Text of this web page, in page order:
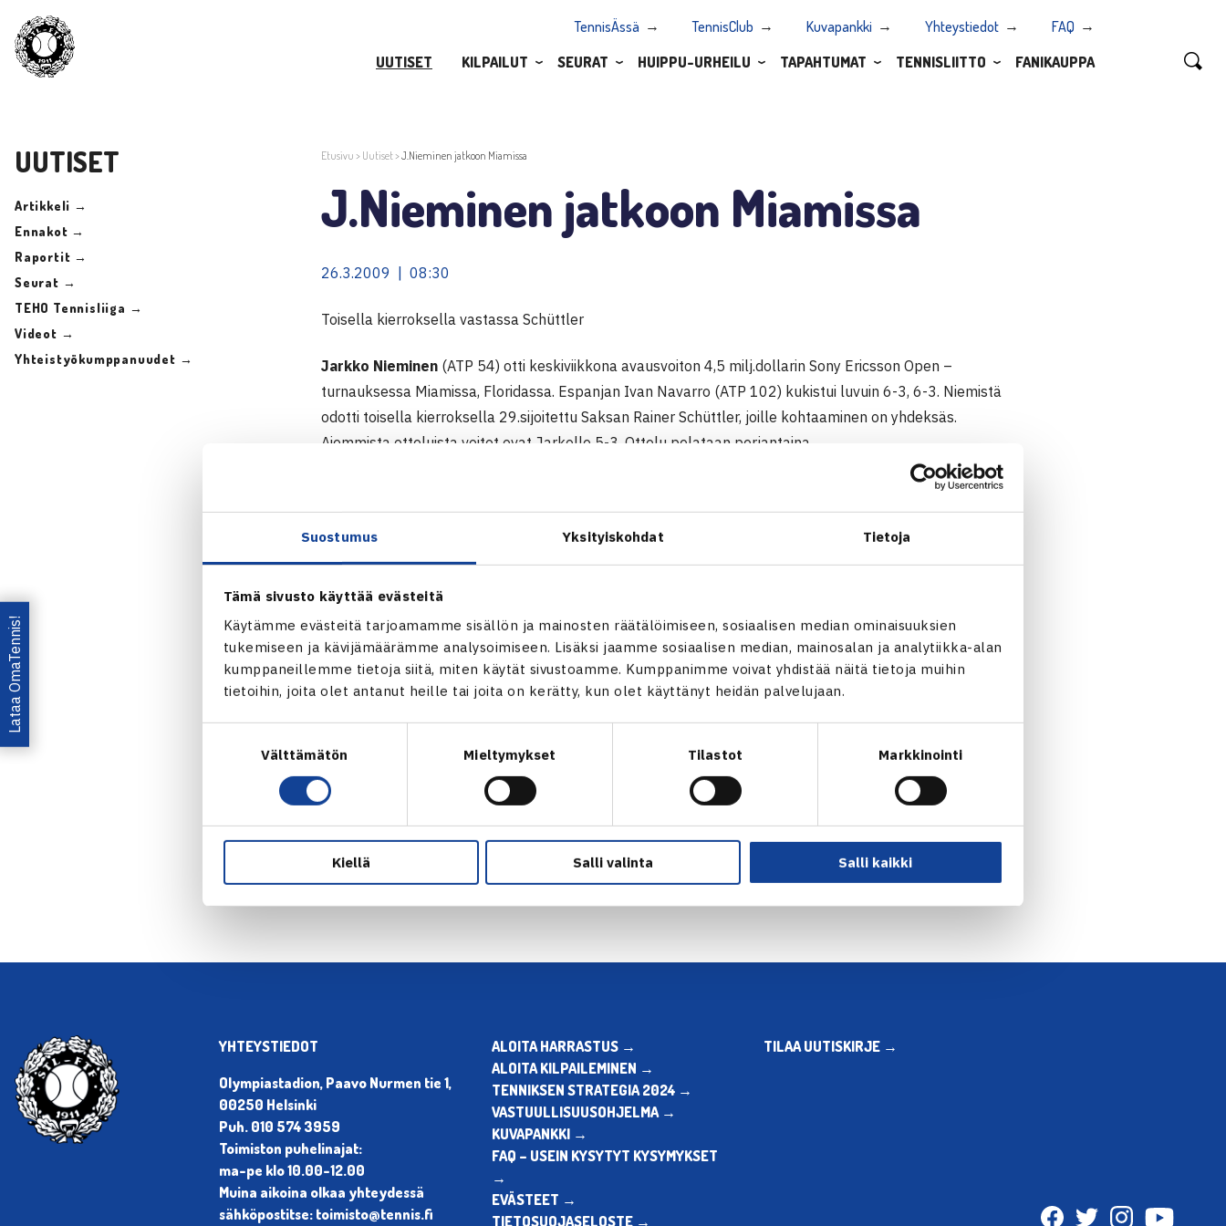
Suostumus Yksityiskohdat Tietoja
Tämä sivusto käyttää evästeitä
Käytämme evästeitä tarjoamamme sisällön ja mainosten räätälöimiseen, sosiaalisen median ominaisuuksien
tukemiseen ja kävijämäärämme analysoimiseen. Lisäksi jaamme sosiaalisen median, mainosalan ja analytiikka-alan
kumppaneillemme tietoja siitä, miten käytät sivustoamme. Kumppanimme voivat yhdistää näitä tietoja muihin
tietoihin, joita olet antanut heille tai joita on kerätty, kun olet käyttänyt heidän palvelujaan.
Välttämätön Mieltymykset Tilastot Markkinointi
Kiellä Salli valinta Salli kaikki
TennisÄssä TennisClub Kuvapankki Yhteystiedot
FAQ
UUTISET
KILPAILUT SEURAT HUIPPU-URHEILU TAPAHTUMAT TENNISLIITTO FANIKAUPPA
UUTISET
Artikkeli →
Ennakot →
Raportit →
Seurat →
TEHO Tennisliiga →
Videot →
Yhteistyökumppanuudet →
Etusivu > Uutiset>J.Nieminen jatkoon Miamissa
J.Nieminen jatkoon Miamissa
26.3.2009 | 08:30
Toisella kierroksella vastassa Schüttler
Jarkko Nieminen (ATP 54) otti keskiviikkona avausvoiton 4,5 milj.dollarin Sony Ericsson Open –
turnauksessa Miamissa, Floridassa. Espanjan Ivan Navarro (ATP 102) kukistui luvuin 6-3, 6-3. Niemistä
odotti toisella kierroksella 29.sijoitettu Saksan Rainer Schüttler, joille kohtaaminen on yhdeksäs.
Aiemmista otteluista voitot ovat Jarkolle 5-3. Ottelu pelataan perjantaina.
25.3.-5.4. Miami, Florida
Miesten kaksinpeli
1.kierrosta: Jarkko Nieminen – Ivan Navarro Espanja 63 63
Miamin ATP1000-turnaus
← Edellinen Seuraava uutinen: Laine nelinpelin puolivälieriin… →
Lataa OmaTennis!
YHTEYSTIEDOT
Olympiastadion, Paavo Nurmen tie 1,
00250 Helsinki
Puh. 010 574 3959
Toimiston puhelinajat:
ma-pe klo 10.00-12.00
Muina aikoina olkaa yhteydessä
sähköpostitse: toimisto@tennis.fi
ALOITA HARRASTUS →
ALOITA KILPAILEMINEN →
TENNIKSEN STRATEGIA 2024 →
VASTUULLISUUSOHJELMA →
KUVAPANKKI →
FAQ – USEIN KYSYTYT KYSYMYKSET
→
EVÄSTEET →
TIETOSUOJASELOSTE →
TILAA UUTISKIRJE →